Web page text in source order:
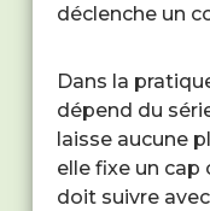
déclenche un
Dans la
dépend du
laisse aucune
elle fixe un
doit suivre